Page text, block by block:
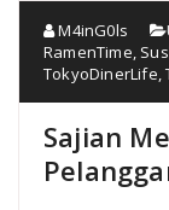
M4inG0ls
RamenTime
TokyoDinerLife ,
Sajian